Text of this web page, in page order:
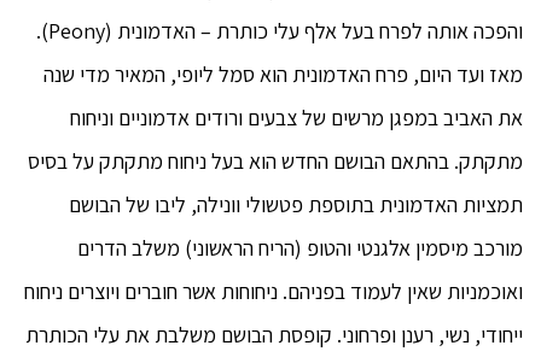
והפכה אותה לפרח בעל אלף עלי כותרת – האדמונית (Peony).
מאז ועד היום, פרח האדמונית הוא סמל ליופי, המאיר מדי שנה
את האביב במפגן מרשים של צבעים ורודים אדמוניים וניחוח
מתקתק. בהתאם הבושם החדש הוא בעל ניחוח מתקתק על בסיס
תמציות האדמונית בתוספת פטשולי וונילה, ליבו של הבושם
מורכב מיסמין אלגנטי והטופ (הריח הראשוני) משלב הדרים
ואוכמניות שאין לעמוד בפניהם. ניחוחות אשר חוברים ויוצרים ניחוח
ייחודי, נשי, רענן ופרחוני. קופסת הבושם משלבת את עלי הכותרת